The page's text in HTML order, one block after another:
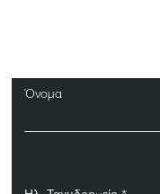
Όνομα